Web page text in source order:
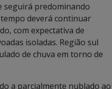
seguirá predominando
deverá continuar
com expectativa de
isoladas. Região sul
de chuva em torno de
a parcialmente nublado ao